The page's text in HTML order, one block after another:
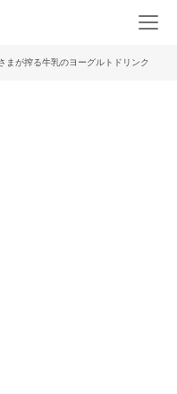
まが搾る牛乳のヨーグルトドリンク